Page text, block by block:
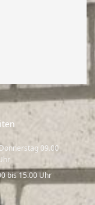
09.00
bis 15.00 Uhr